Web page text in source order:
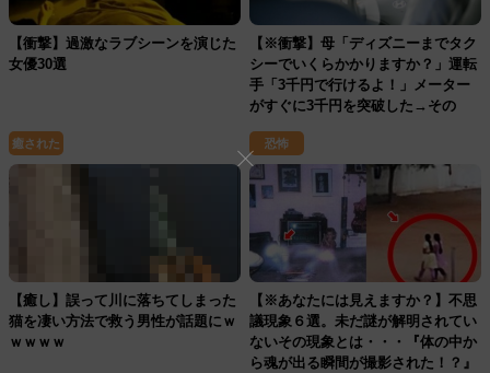
【衝撃】過激なラブシーンを演じた
女優30選
【※衝撃】母「ディズニーまでタク
シーでいくらかかりますか？」運転
手「3千円で行けるよ！」メーター
がすぐに3千円を突破した→その
癒された
【癒し】誤って川に落ちてしまった
猫を凄い方法で救う男性が話題にｗ
ｗｗｗｗ
恐怖
【※あなたには見えますか？】不思
議現象６選。未だ謎が解明されてい
ないその現象とは・・・『体の中か
ら魂が出る瞬間が撮影された！？』